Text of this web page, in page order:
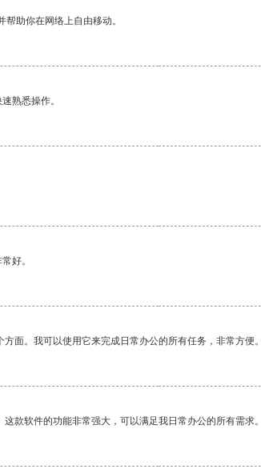
助你在网络上自由移动。
熟悉操作。
好。
面。我可以使用它来完成日常办公的所有任务，非常方便。
款软件的功能非常强大，可以满足我日常办公的所有需求